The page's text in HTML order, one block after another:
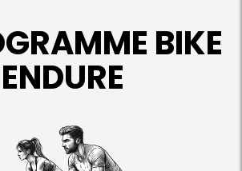
BIKE
ENDURE